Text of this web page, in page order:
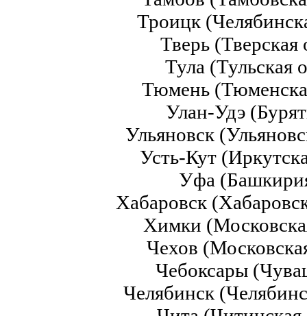
Троицк
Тверь
Тула (Тульская
Тюмень
Улан-Удэ
Ульяновск
Усть-Кут
Уфа
Хабаровск
Химки
Чехов
Чебоксары
Челябинск